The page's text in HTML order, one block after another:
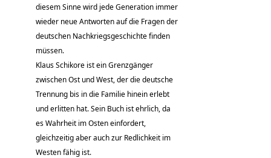
diesem Sinne wird jede Generation immer
wieder neue Antworten auf die Fragen der
deutschen Nachkriegsgeschichte finden
müssen.
Klaus Schikore ist ein Grenzgänger
zwischen Ost und West, der die deutsche
Trennung bis in die Familie hinein erlebt
und erlitten hat. Sein Buch ist ehrlich, da
es Wahrheit im Osten einfordert,
gleichzeitig aber auch zur Redlichkeit im
Westen fähig ist.